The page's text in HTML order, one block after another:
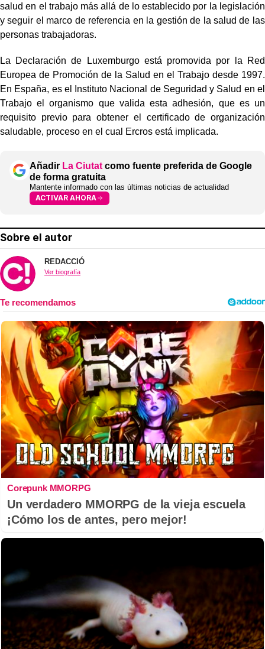
salud en el trabajo más allá de lo establecido por la legislación
y seguir el marco de referencia en la gestión de la salud de las
personas trabajadoras.
La Declaración de Luxemburgo está promovida por la Red
Europea de Promoción de la Salud en el Trabajo desde 1997.
En España, es el Instituto Nacional de Seguridad y Salud en el
Trabajo el organismo que valida esta adhesión, que es un
requisito previo para obtener el certificado de organización
saludable, proceso en el cual Ercros está implicada.
Añadir La Ciutat como fuente preferida de Google
de forma gratuita
Mantente informado con las últimas noticias de actualidad
ACTIVAR AHORA
Sobre el autor
REDACCIÓ
Ver biografía
Corepunk MMORPG
Un verdadero MMORPG de la vieja escuela
¡Cómo los de antes, pero mejor!